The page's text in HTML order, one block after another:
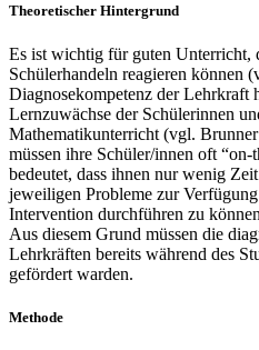
Theoretischer Hintergrund
Es ist wichtig für guten Unterricht,
Schülerhandeln reagieren können
Diagnosekompetenz der Lehrkraft
Lernzuwächse der Schülerinnen
Mathematikunterricht (vgl.
müssen ihre Schüler/innen oft
bedeutet, dass ihnen nur wenig
jeweiligen Probleme zur
Intervention durchführen zu
Aus diesem Grund müssen die
Lehrkräften bereits während des
gefördert warden.
Methode